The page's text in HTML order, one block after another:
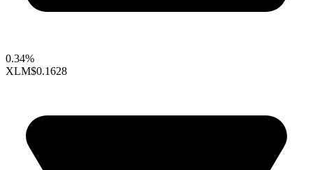
0.34%
XLM$0.1628